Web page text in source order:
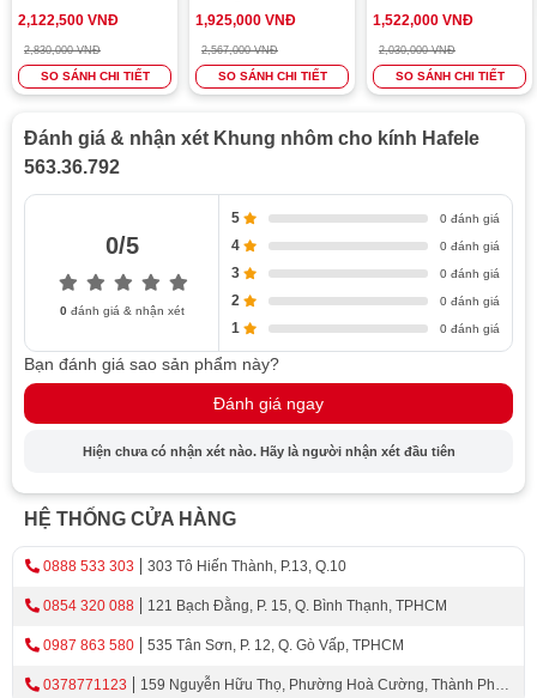
2,122,500 VNĐ
2,830,000 VNĐ
SO SÁNH CHI TIẾT
1,925,000 VNĐ
2,567,000 VNĐ
SO SÁNH CHI TIẾT
1,522,000 VNĐ
2,030,000 VNĐ
SO SÁNH CHI TIẾT
Đánh giá & nhận xét Khung nhôm cho kính Hafele
563.36.792
0/5
0đánh giá & nhận xét
5 0 đánh giá
4 0 đánh giá
3 0 đánh giá
2 0 đánh giá
1 0 đánh giá
Bạn đánh giá sao sản phẩm này?
Đánh giá ngay
Hiện chưa có nhận xét nào. Hãy là người nhận xét đầu tiên
HỆ THỐNG CỬA HÀNG
0888 533 303 303 Tô Hiến Thành, P.13, Q.10
0854 320 088 121 Bạch Đằng, P. 15, Q. Bình Thạnh, TPHCM
0987 863 580 535 Tân Sơn, P. 12, Q. Gò Vấp, TPHCM
0378771123
159 Nguyễn Hữu Thọ, Phường Hoà Cường, Thành Phố